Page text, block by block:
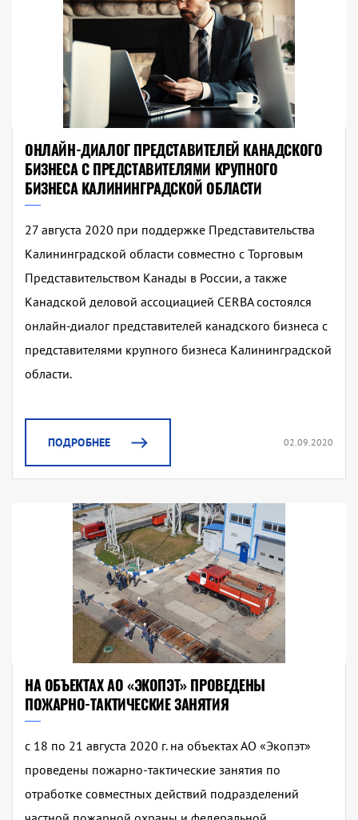
ОНЛАЙН-ДИАЛОГ ПРЕДСТАВИТЕЛЕЙ КАНАДСКОГО
БИЗНЕСА С ПРЕДСТАВИТЕЛЯМИ КРУПНОГО
БИЗНЕСА КАЛИНИНГРАДСКОЙ ОБЛАСТИ
27 августа 2020 при поддержке Представительства
Калининградской области совместно с Торговым
Представительством Канады в России, а также
Канадской деловой ассоциацией CERBA состоялся
онлайн-диалог представителей канадского бизнеса с
представителями крупного бизнеса Калининградской
области.
ПОДРОБНЕЕ 02.09.2020
НА ОБЪЕКТАХ АО «ЭКОПЭТ» ПРОВЕДЕНЫ
ПОЖАРНО-ТАКТИЧЕСКИЕ ЗАНЯТИЯ
с 18 по 21 августа 2020 г. на объектах АО «Экопэт»
проведены пожарно-тактические занятия по
отработке совместных действий подразделений